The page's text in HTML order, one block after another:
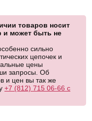
товаров носит
и может быть не
сильно
цепочек и
цены
запросы. Об
и цен вы так же
+7 (812) 715 06-66 с